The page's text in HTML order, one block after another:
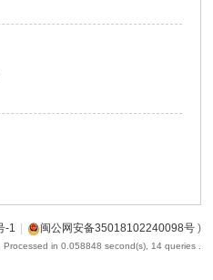
-1 闽公网安备35018102240098号)
, Processed in 0.058848 second(s), 14 queries .